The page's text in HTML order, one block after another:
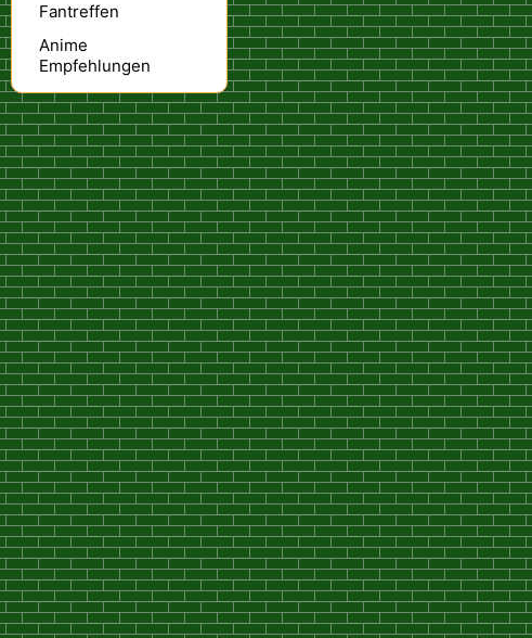
Fantreffen
Anime
Empfehlungen